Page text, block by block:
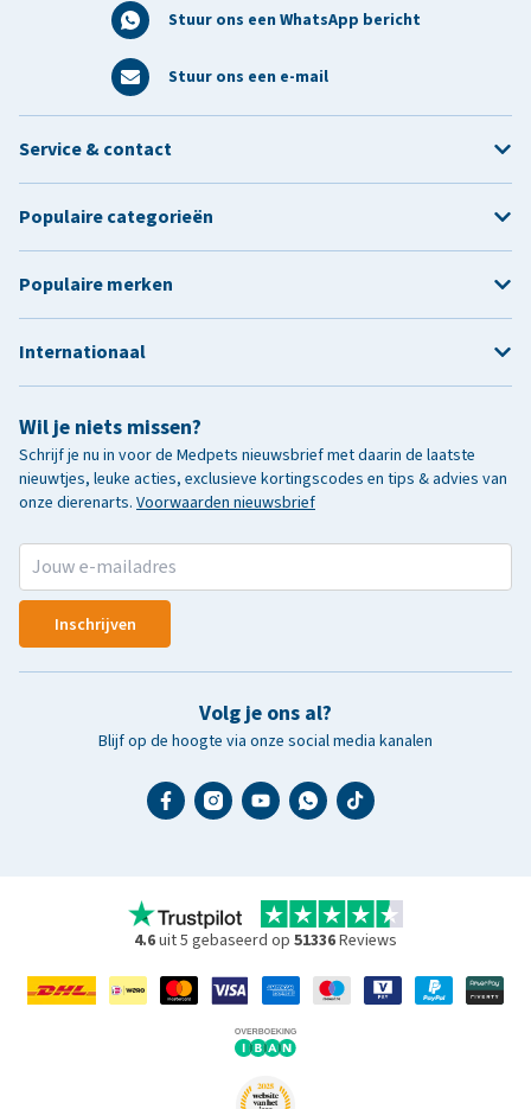
Stuur ons een WhatsApp bericht
Stuur ons een e-mail
Wil je niets missen?
Schrijf je nu in voor de Medpets nieuwsbrief met daarin de laatste
nieuwtjes, leuke acties, exclusieve kortingscodes en tips & advies van
onze dierenarts. Voorwaarden nieuwsbrief
Inschrijven
Volg je ons al?
Blijf op de hoogte via onze social media kanalen
Service & contact
Populaire categorieën
Populaire merken
Internationaal
4.6uit 5 gebaseerd op 51336Reviews